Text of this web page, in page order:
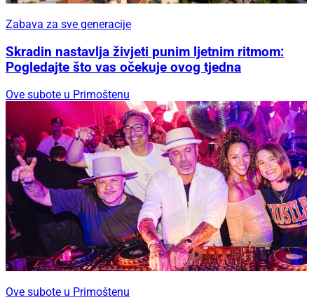
Zabava za sve generacije
Skradin nastavlja živjeti punim ljetnim ritmom:
Pogledajte što vas očekuje ovog tjedna
Ove subote u Primoštenu
Ove subote u Primoštenu